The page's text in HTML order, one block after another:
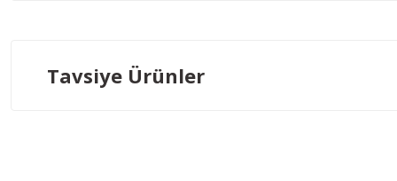
Ürün açıklamasında eksik bilgiler bulunuyor.
Tavsiye Ürünler